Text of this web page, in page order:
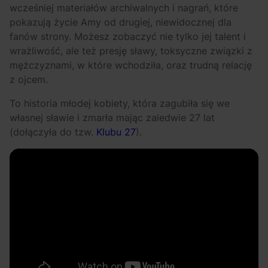
wcześniej materiałów archiwalnych i nagrań, które
pokazują życie Amy od drugiej, niewidocznej dla
fanów strony. Możesz zobaczyć nie tylko jej talent i
wrażliwość, ale też presję sławy, toksyczne związki z
mężczyznami, w które wchodziła, oraz trudną relację
z ojcem.
To historia młodej kobiety, która zagubiła się we
własnej sławie i zmarła mając zaledwie 27 lat
(dołączyła do tzw. Klubu 27).